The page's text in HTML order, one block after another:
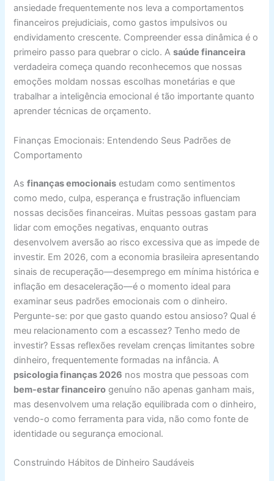
ansiedade frequentemente nos leva a comportamentos
financeiros prejudiciais, como gastos impulsivos ou
endividamento crescente. Compreender essa dinâmica é o
primeiro passo para quebrar o ciclo. Asaúde financeira
verdadeira começa quando reconhecemos que nossas
emoções moldam nossas escolhas monetárias e que
trabalhar a inteligência emocional é tão importante quanto
aprender técnicas de orçamento.
Finanças Emocionais: Entendendo Seus Padrões de
Comportamento
Asfinanças emocionais estudam como sentimentos
como medo, culpa, esperança e frustração influenciam
nossas decisões financeiras. Muitas pessoas gastam para
lidar com emoções negativas, enquanto outras
desenvolvem aversão ao risco excessiva que as impede de
investir. Em 2026, com a economia brasileira apresentando
sinais de recuperação—desemprego em mínima histórica e
inflação em desaceleração—é o momento ideal para
examinar seus padrões emocionais com o dinheiro.
Pergunte-se: por que gasto quando estou ansioso? Qual é
meu relacionamento com a escassez? Tenho medo de
investir? Essas reflexões revelam crenças limitantes sobre
dinheiro, frequentemente formadas na infância. A
psicologia finanças 2026 nos mostra que pessoas com
bem-estar financeiro genuíno não apenas ganham mais,
mas desenvolvem uma relação equilibrada com o dinheiro,
vendo-o como ferramenta para vida, não como fonte de
identidade ou segurança emocional.
Construindo Hábitos de Dinheiro Saudáveis